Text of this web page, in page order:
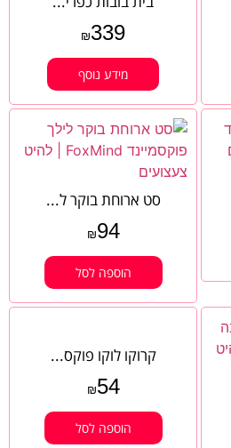
₪339
מידע נוסף
סט ארוחת בוקר ל...
₪94
הוספה לסל
קרוקו לוקו פוקס...
₪54
הוספה לסל